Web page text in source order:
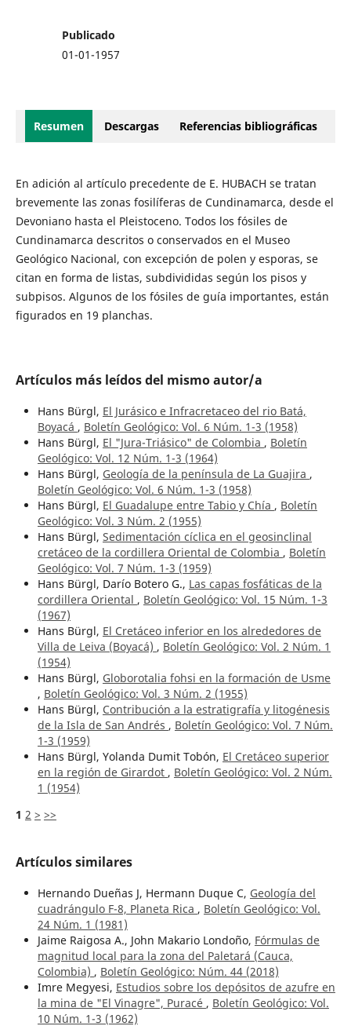
Publicado
01-01-1957
Resumen Descargas Referencias bibliográficas
En adición al artículo precedente de E. HUBACH se tratan
brevemente las zonas fosilíferas de Cundinamarca, desde el
Devoniano hasta el Pleistoceno. Todos los fósiles de
Cundinamarca descritos o conservados en el Museo
Geológico Nacional, con excepción de polen y esporas, se
citan en forma de listas, subdivididas según los pisos y
subpisos. Algunos de los fósiles de guía importantes, están
figurados en 19 planchas.
Artículos más leídos del mismo autor/a
Hans Bürgl, El Jurásico e Infracretaceo del rio Batá,
Boyacá , Boletín Geológico: Vol. 6 Núm. 1-3 (1958)
Hans Bürgl, El "Jura-Triásico" de Colombia , Boletín
Geológico: Vol. 12 Núm. 1-3 (1964)
Hans Bürgl, Geología de la península de La Guajira ,
Boletín Geológico: Vol. 6 Núm. 1-3 (1958)
Hans Bürgl, El Guadalupe entre Tabio y Chía , Boletín
Geológico: Vol. 3 Núm. 2 (1955)
Hans Bürgl, Sedimentación cíclica en el geosinclinal
cretáceo de la cordillera Oriental de Colombia , Boletín
Geológico: Vol. 7 Núm. 1-3 (1959)
Hans Bürgl, Darío Botero G., Las capas fosfáticas de la
cordillera Oriental , Boletín Geológico: Vol. 15 Núm. 1-3
(1967)
Hans Bürgl, El Cretáceo inferior en los alrededores de
Villa de Leiva (Boyacá) , Boletín Geológico: Vol. 2 Núm. 1
(1954)
Hans Bürgl, Globorotalia fohsi en la formación de Usme
, Boletín Geológico: Vol. 3 Núm. 2 (1955)
Hans Bürgl, Contribución a la estratigrafía y litogénesis
de la Isla de San Andrés , Boletín Geológico: Vol. 7 Núm.
1-3 (1959)
Hans Bürgl, Yolanda Dumit Tobón, El Cretáceo superior
en la región de Girardot , Boletín Geológico: Vol. 2 Núm.
1 (1954)
1 2 > >>
Artículos similares
Hernando Dueñas J, Hermann Duque C, Geología del
cuadrángulo F-8, Planeta Rica , Boletín Geológico: Vol.
24 Núm. 1 (1981)
Jaime Raigosa A., John Makario Londoño, Fórmulas de
magnitud local para la zona del Paletará (Cauca,
Colombia) , Boletín Geológico: Núm. 44 (2018)
Imre Megyesi, Estudios sobre los depósitos de azufre en
la mina de "El Vinagre", Puracé , Boletín Geológico: Vol.
10 Núm. 1-3 (1962)